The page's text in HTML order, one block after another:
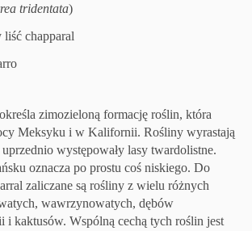
tridentata)
liść chapparal
określa zimozieloną formację roślin, która
Meksyku i w Kalifornii. Rośliny wyrastają
występowały lasy twardolistne.
oznacza po prostu coś niskiego. Do
zaliczane są rośliny z wielu różnych
wawrzynowatych, dębów
i kaktusów. Wspólną cechą tych roślin jest